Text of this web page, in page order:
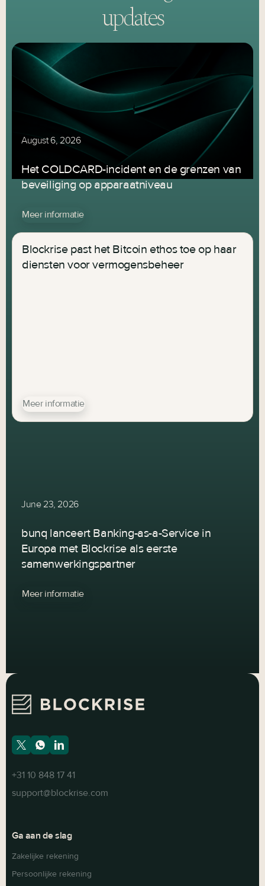
updates
August 6, 2026
Het COLDCARD-incident en de grenzen van
beveiliging op apparaatniveau
Meer informatie
Blockrise past het Bitcoin ethos toe op haar
diensten voor vermogensbeheer
Meer informatie
June 23, 2026
bunq lanceert Banking-as-a-Service in
Europa met Blockrise als eerste
samenwerkingspartner
Meer informatie
+31 10 848 17 41
support@blockrise.com
Ga aan de slag
Zakelijke rekening
Persoonlijke rekening